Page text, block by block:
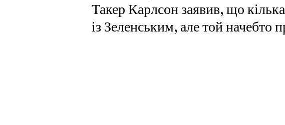
Такер Карлсон заявив, що
із Зеленським, але той начебто